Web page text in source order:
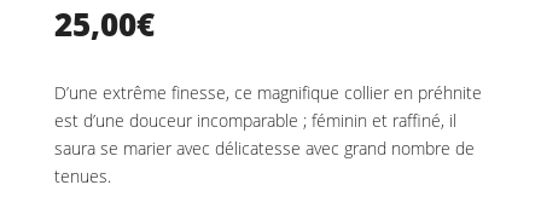
25,00€
D’une extrême finesse, ce magnifique collier en préhnite
est d’une douceur incomparable ; féminin et raffiné, il
saura se marier avec délicatesse avec grand nombre de
tenues.